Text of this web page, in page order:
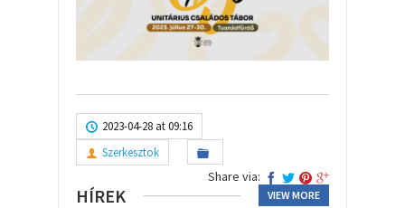
2023-04-28 at 09:16
Szerkesztok
Share via:
HÍREK VIEW MORE